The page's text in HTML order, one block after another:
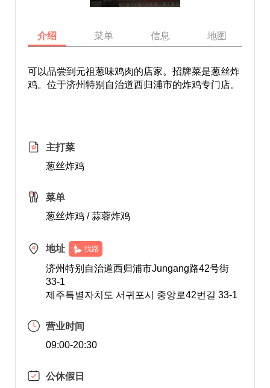
介绍 菜单 信息 地图
可以品尝到元祖葱味鸡肉的店家。招牌菜是葱丝炸
鸡。位于济州特别自治道西归浦市的炸鸡专门店。
主打菜
葱丝炸鸡
菜单
葱丝炸鸡 / 蒜蓉炸鸡
地址 找路
济州特别自治道西归浦市Jungang路42号街
33-1
제주특별자치도 서귀포시 중앙로42번길 33-1
营业时间
09:00-20:30
公休假日